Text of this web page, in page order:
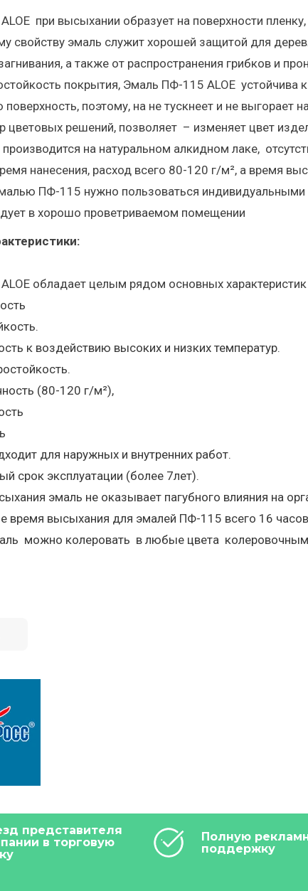
при высыхании образует на поверхности
свойству эмаль служит хорошей защитой для
а также от распространения грибков и
покрытия, Эмаль ПФ-115 ALOE устойчива
поэтому, на не тускнеет и не выгорает
цветовых решений, позволяет – изменяет цвет
на натуральном алкидном лаке,
нанесения, расход всего 80-120 г/м², а время
ПФ-115 нужно пользоваться
в хорошо проветриваемом помещении
обладает целым рядом основных характеристик
к воздействию высоких и низких температур.
(80-120 г/м²),
для наружных и внутренних работ.
срок эксплуатации (более 7лет).
эмаль не оказывает пагубного влияния на
время высыхания для эмалей ПФ-115 всего 16 часов
можно колеровать в любые цвета
представителя
в торговую
Полную
поддержку